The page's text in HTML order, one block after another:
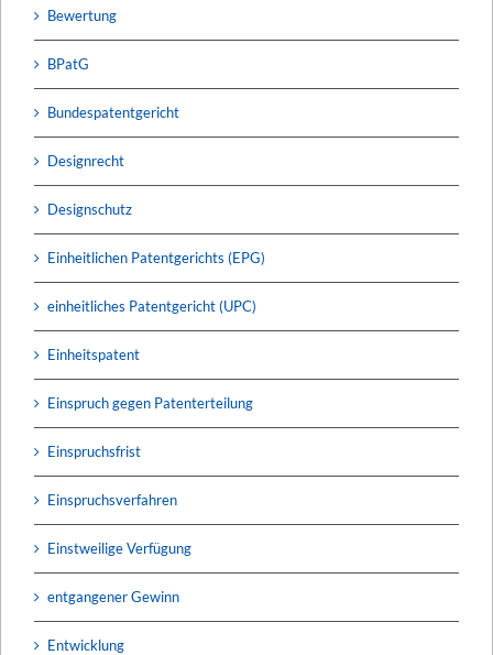
Bewertung
BPatG
Bundespatentgericht
Designrecht
Designschutz
Einheitlichen Patentgerichts (EPG)
einheitliches Patentgericht (UPC)
Einheitspatent
Einspruch gegen Patenterteilung
Einspruchsfrist
Einspruchsverfahren
Einstweilige Verfügung
entgangener Gewinn
Entwicklung